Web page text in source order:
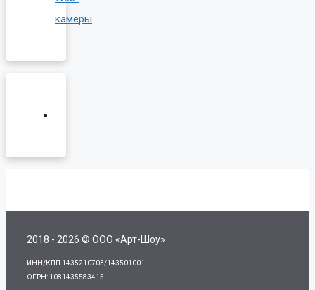
камеры
2018 - 2026 © ООО «Арт-Шоу»
ИНН/КПП 1435210703/143501001
ОГРН: 1081435583415